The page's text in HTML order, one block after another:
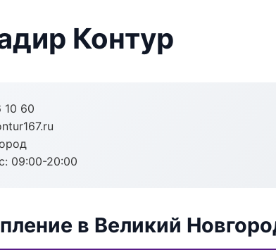
Контур
10 60
09:00-20:00
в Великий